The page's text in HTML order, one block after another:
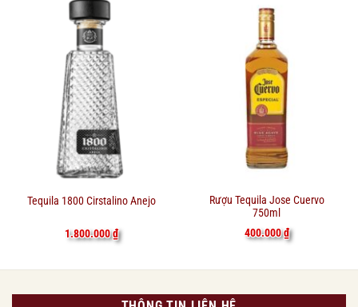
Tequila 1800 Cirstalino Anejo
1.800.000₫
Rượu Tequila Jose Cuervo
750ml
400.000₫